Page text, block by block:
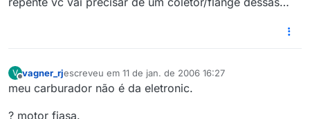
V vagner_rjescreveu em 11 de jan. de 2006 16:27
última edição por
meu carburador não é da eletronic.
? motor fiasa.